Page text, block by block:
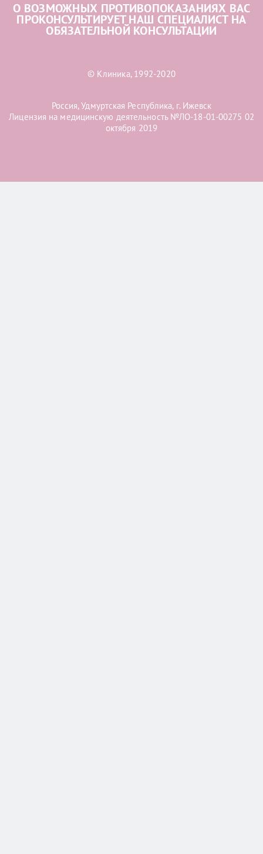
О ВОЗМОЖНЫХ ПРОТИВОПОКАЗАНИЯХ ВАС
ПРОКОНСУЛЬТИРУЕТ НАШ СПЕЦИАЛИСТ НА
ОБЯЗАТЕЛЬНОЙ КОНСУЛЬТАЦИИ
© Клиника, 1992-2020
Россия, Удмуртская Республика, г. Ижевск
Лицензия на медицинскую деятельность №ЛО-18-01-00275 02
октября 2019